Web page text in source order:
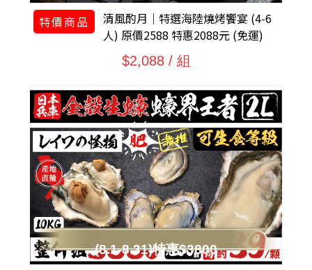
特價商品
清風酌月｜特選海陸燒烤饗宴 (4-6
人) 原價2588 特惠2088元 (免運)
$2,088 / 組
(8.1-8.31)特惠$3800